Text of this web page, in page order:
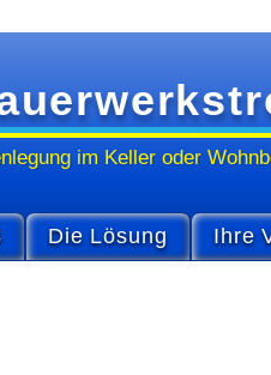
im Keller oder
Die Lösung Ihre